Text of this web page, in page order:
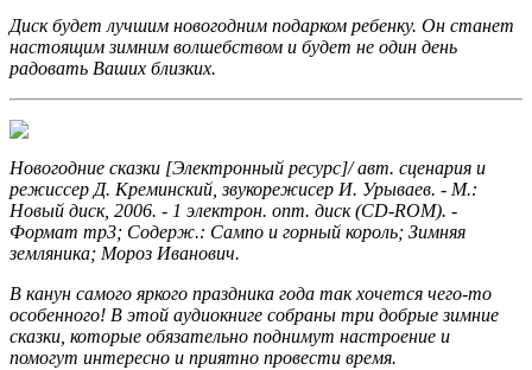
Диск будет лучшим новогодним подарком ребенку. Он станет
настоящим зимним волшебством и будет не один день
радовать Ваших близких.
Новогодние сказки [Электронный ресурс]/ авт. сценария и
режиссер Д. Креминский, звукорежисер И. Урываев. - М.:
Новый диск, 2006. - 1 электрон. опт. диск (CD-ROM). -
Формат mp3; Содерж.: Сампо и горный король; Зимняя
земляника; Мороз Иванович.
В канун самого яркого праздника года так хочется чего-то
особенного! В этой аудиокниге собраны три добрые зимние
сказки, которые обязательно поднимут настроение и
помогут интересно и приятно провести время.